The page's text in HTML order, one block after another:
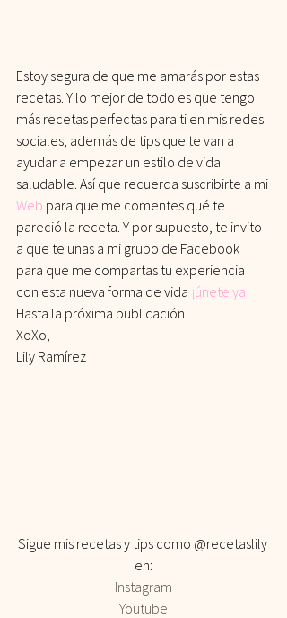
Estoy segura de que me amarás por estas
recetas. Y lo mejor de todo es que tengo
más recetas perfectas para ti en mis redes
sociales, además de tips que te van a
ayudar a empezar un estilo de vida
saludable. Así que recuerda suscribirte a mi
Web para que me comentes qué te
pareció la receta. Y por supuesto, te invito
a que te unas a mi grupo de Facebook
para que me compartas tu experiencia
con esta nueva forma de vida ¡únete ya!
Hasta la próxima publicación.
XoXo,
Lily Ramírez
Sigue mis recetas y tips como @recetaslily
en:
Instagram
Youtube